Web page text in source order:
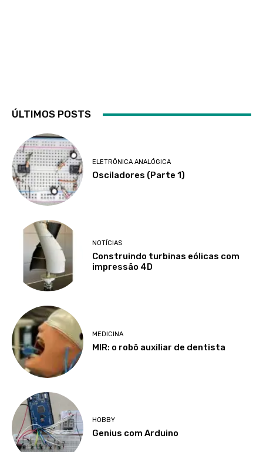
ÚLTIMOS POSTS
ELETRÔNICA ANALÓGICA
Osciladores (Parte 1)
NOTÍCIAS
Construindo turbinas eólicas com
impressão 4D
MEDICINA
MIR: o robô auxiliar de dentista
HOBBY
Genius com Arduino